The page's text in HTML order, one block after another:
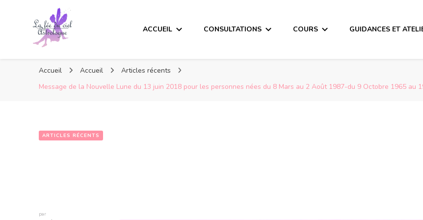
ACCUEIL CONSULTATIONS COURS GUIDANCES ET
Accueil Accueil
Articles récents
Message de la Nouvelle Lune du 13 juin 2018 pour les personnes nées du 8 Mars au 2 Août 1987-du 9 Octobre 1965 au
ARTICLES RÉCENTS
par